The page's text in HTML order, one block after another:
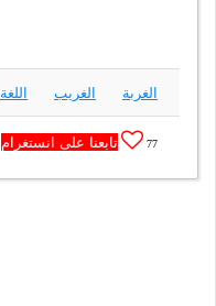
الغربة الغريب اللغة
77 تابعنا على انستغرام